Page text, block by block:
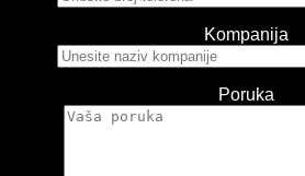
Kompanija
Poruka